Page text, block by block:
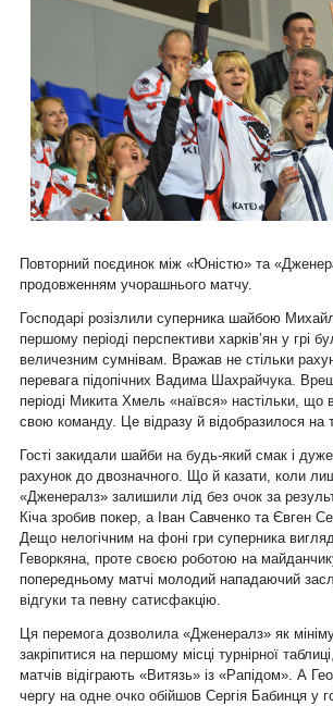
Повторний поєдинок між «Юністю» та
продовженням учорашнього матчу.
Господарі розізлили суперника шайбою
першому періоді перспективи харків’ян у грі
величезним сумнівам. Вражав не стільки
перевага підопічних Вадима Шахрайчука.
періоді Микита Хмель «наївся» настільки, що
свою команду. Це відразу й відобразилося на
Гості закидали шайби на будь-який смак і
рахунок до двозначного. Що й казати, коли
«Дженералз» залишили лід без очок за
Кіча зробив покер, а Іван Савченко та Євген
Дещо нелогічним на фоні гри суперника
Геворкяна, проте своєю роботою на
попередньому матчі молодий нападаючий
відгуки та певну сатисфакцію.
Ця перемога дозволила «Дженералз» як
закріпитися на першому місці турнірної
матчів відіграють «Витязь» із «Рапідом». А
чергу на одне очко обійшов Сергія Бабинця у